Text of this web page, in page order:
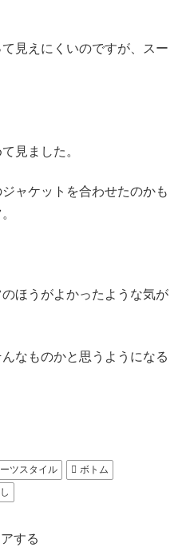
見えにくいのですが、スー
見ました。
ャケットを合わせたのかも
ほうがよかったような気が
なものかと思うようになる
ツスタイル
ボトム
する